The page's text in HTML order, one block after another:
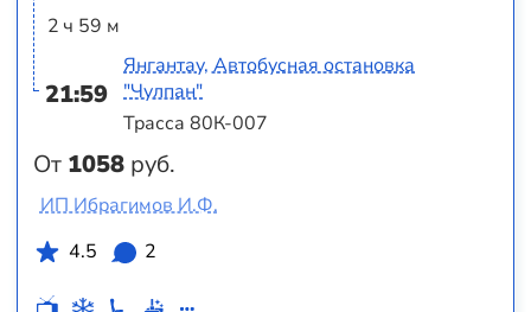
2 ч 59 м
21:59
От 1058 руб.
Янгантау, Автобусная остановка
"Чулпан"
Трасса 80К-007
ИП Ибрагимов И.Ф.
4.5
2